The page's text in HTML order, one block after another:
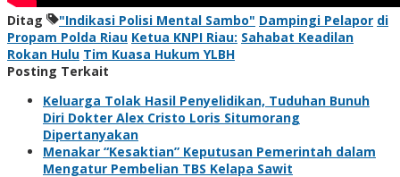
Ditag "Indikasi Polisi Mental Sambo" Dampingi Pelapor di
Propam Polda Riau Ketua KNPI Riau: Sahabat Keadilan
Rokan Hulu Tim Kuasa Hukum YLBH
Posting Terkait
Keluarga Tolak Hasil Penyelidikan, Tuduhan Bunuh
Diri Dokter Alex Cristo Loris Situmorang
Dipertanyakan
Menakar “Kesaktian” Keputusan Pemerintah dalam
Mengatur Pembelian TBS Kelapa Sawit